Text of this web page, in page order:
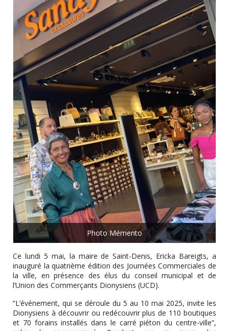
Photo Mémento
Ce lundi 5 mai, la maire de Saint-Denis, Ericka Bareigts, a
inauguré la quatrième édition des Journées Commerciales de
la ville, en présence des élus du conseil municipal et de
l’Union des Commerçants Dionysiens (UCD).
“L’événement, qui se déroule du 5 au 10 mai 2025, invite les
Dionysiens à découvrir ou redécouvrir plus de 110 boutiques
et 70 forains installés dans le carré piéton du centre-ville”,